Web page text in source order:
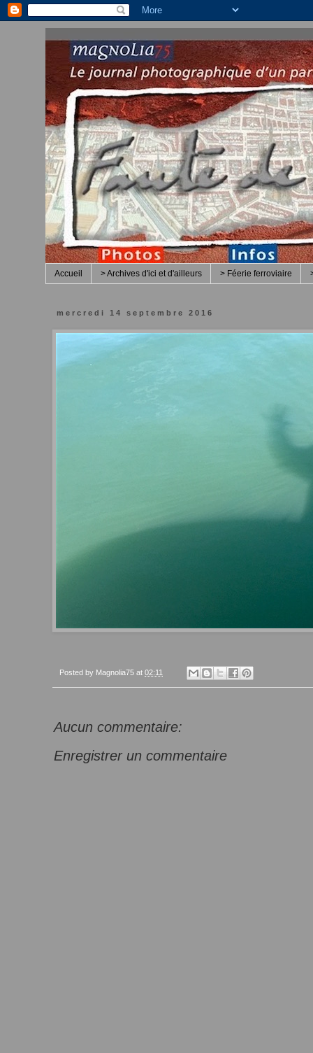
Accueil > Archives d'ici et d'ailleurs > Féerie ferroviaire
mercredi 14 septembre 2016
Posted by Magnolia75 at 02:11
Aucun commentaire:
Enregistrer un commentaire